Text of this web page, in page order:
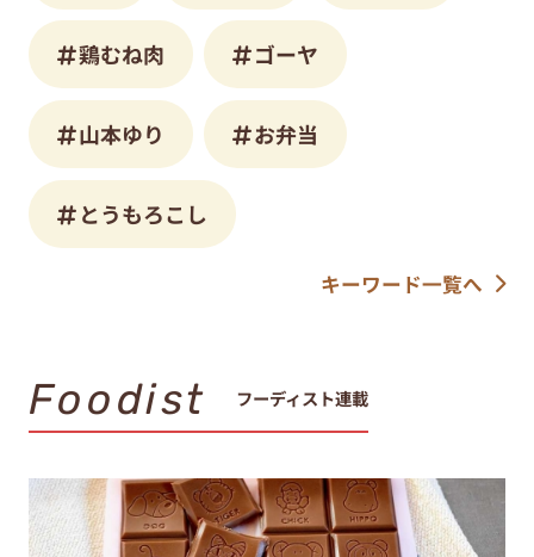
鶏むね肉 ゴーヤ
山本ゆり お弁当
とうもろこし
キーワード一覧へ
Foodist フーディスト連載